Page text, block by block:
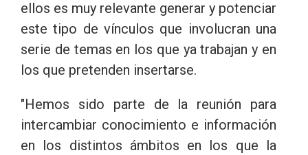
ellos es muy relevante generar y potenciar
este tipo de vínculos que involucran una
serie de temas en los que ya trabajan y en
los que pretenden insertarse.
"Hemos sido parte de la reunión para
intercambiar conocimiento e información
en los distintos ámbitos en los que la